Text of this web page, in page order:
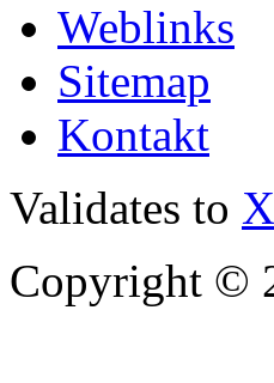
Weblinks
Sitemap
Kontakt
Validates to
Copyright ©